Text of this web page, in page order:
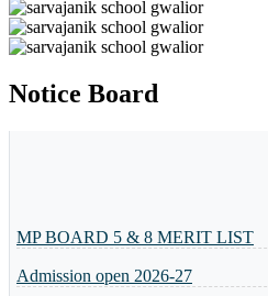
Notice Board
Annual function -2025
Admission Open 2025-26